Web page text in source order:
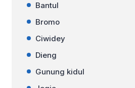
Bantul
Bromo
Ciwidey
Dieng
Gunung kidul